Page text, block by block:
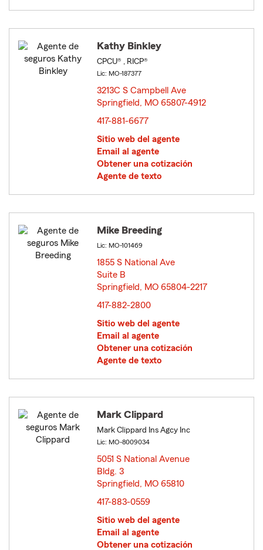
Kathy Binkley
CPCU® , RICP®
Lic: MO-187377
3213C S Campbell Ave
Springfield, MO 65807-4912
417-881-6677
Sitio web del agente
Email al agente
Obtener una cotización
Agente de texto
Mike Breeding
Lic: MO-101469
1855 S National Ave
Suite B
Springfield, MO 65804-2217
417-882-2800
Sitio web del agente
Email al agente
Obtener una cotización
Agente de texto
Mark Clippard
Mark Clippard Ins Agcy Inc
Lic: MO-8009034
5051 S National Avenue
Bldg. 3
Springfield, MO 65810
417-883-0559
Sitio web del agente
Email al agente
Obtener una cotización